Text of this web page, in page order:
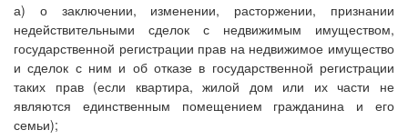
а) о заключении, изменении, расторжении, признании
недействительными сделок с недвижимым имуществом,
государственной регистрации прав на недвижимое имущество
и сделок с ним и об отказе в государственной регистрации
таких прав (если квартира, жилой дом или их части не
являются единственным помещением гражданина и его
семьи);